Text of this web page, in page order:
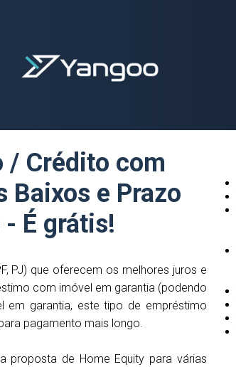
/ Crédito com
Baixos e Prazo
É grátis!
PJ) que oferecem os melhores juros e
com imóvel em garantia (podendo
em garantia, este tipo de empréstimo
pagamento mais longo.
proposta de Home Equity para várias